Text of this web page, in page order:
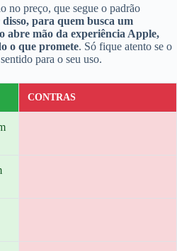
no preço, que segue o padrão
disso, para quem busca um
abre mão da experiência Apple,
o que promete. Só fique atento se o
para o seu uso.
CONTRAS